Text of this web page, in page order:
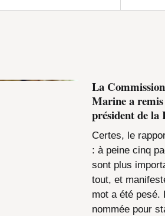
La
Marine a
président de la
Certes, le
: à peine cinq
sont plus
tout, et
mot a été pesé.
nommée pour